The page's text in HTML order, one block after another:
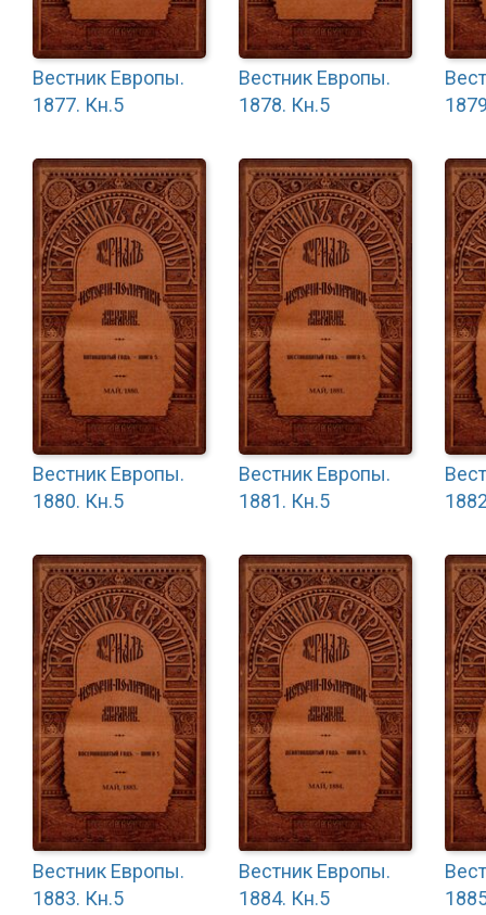
Вестник Европы.
1877. Кн.5
Вестник Европы.
1878. Кн.5
Вестник Европы.
1880. Кн.5
Вестник Европы.
1881. Кн.5
Вестник Европы.
1883. Кн.5
Вестник Европы.
1884. Кн.5